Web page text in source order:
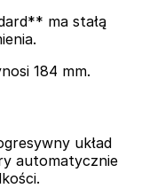
ma stałą
184 mm.
układ
automatycznie